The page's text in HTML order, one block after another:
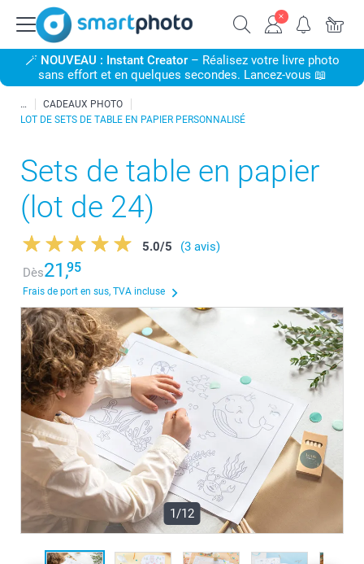
🪄 NOUVEAU : Instant Creator– Réalisez votre livre photo
sans effort et en quelques secondes. Lancez-vous 📖
CADEAUX PHOTO
LOT DE SETS DE TABLE EN PAPIER PERSONNALISÉ
Sets de table en papier
(lot de 24)
5.0/5
(3 avis)
Dès21,95
Frais de port en sus, TVA incluse
1/12